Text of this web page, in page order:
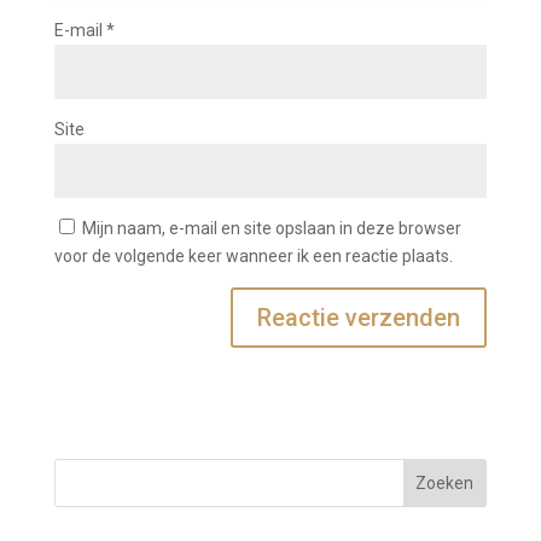
E-mail *
Site
Mijn naam, e-mail en site opslaan in deze browser
voor de volgende keer wanneer ik een reactie plaats.